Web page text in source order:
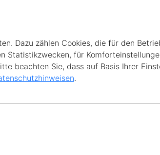
Dazu zählen Cookies, die für den
Statistikzwecken, für
beachten Sie, dass auf Basis Ihrer
.